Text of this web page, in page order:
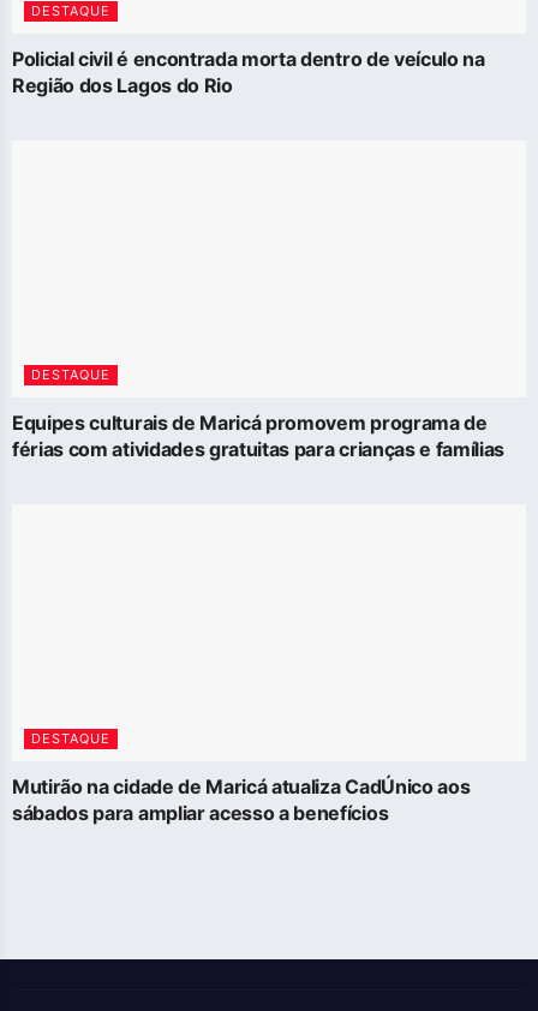
DESTAQUE
Policial civil é encontrada morta dentro de veículo na
Região dos Lagos do Rio
DESTAQUE
Equipes culturais de Maricá promovem programa de
férias com atividades gratuitas para crianças e famílias
DESTAQUE
Mutirão na cidade de Maricá atualiza CadÚnico aos
sábados para ampliar acesso a benefícios